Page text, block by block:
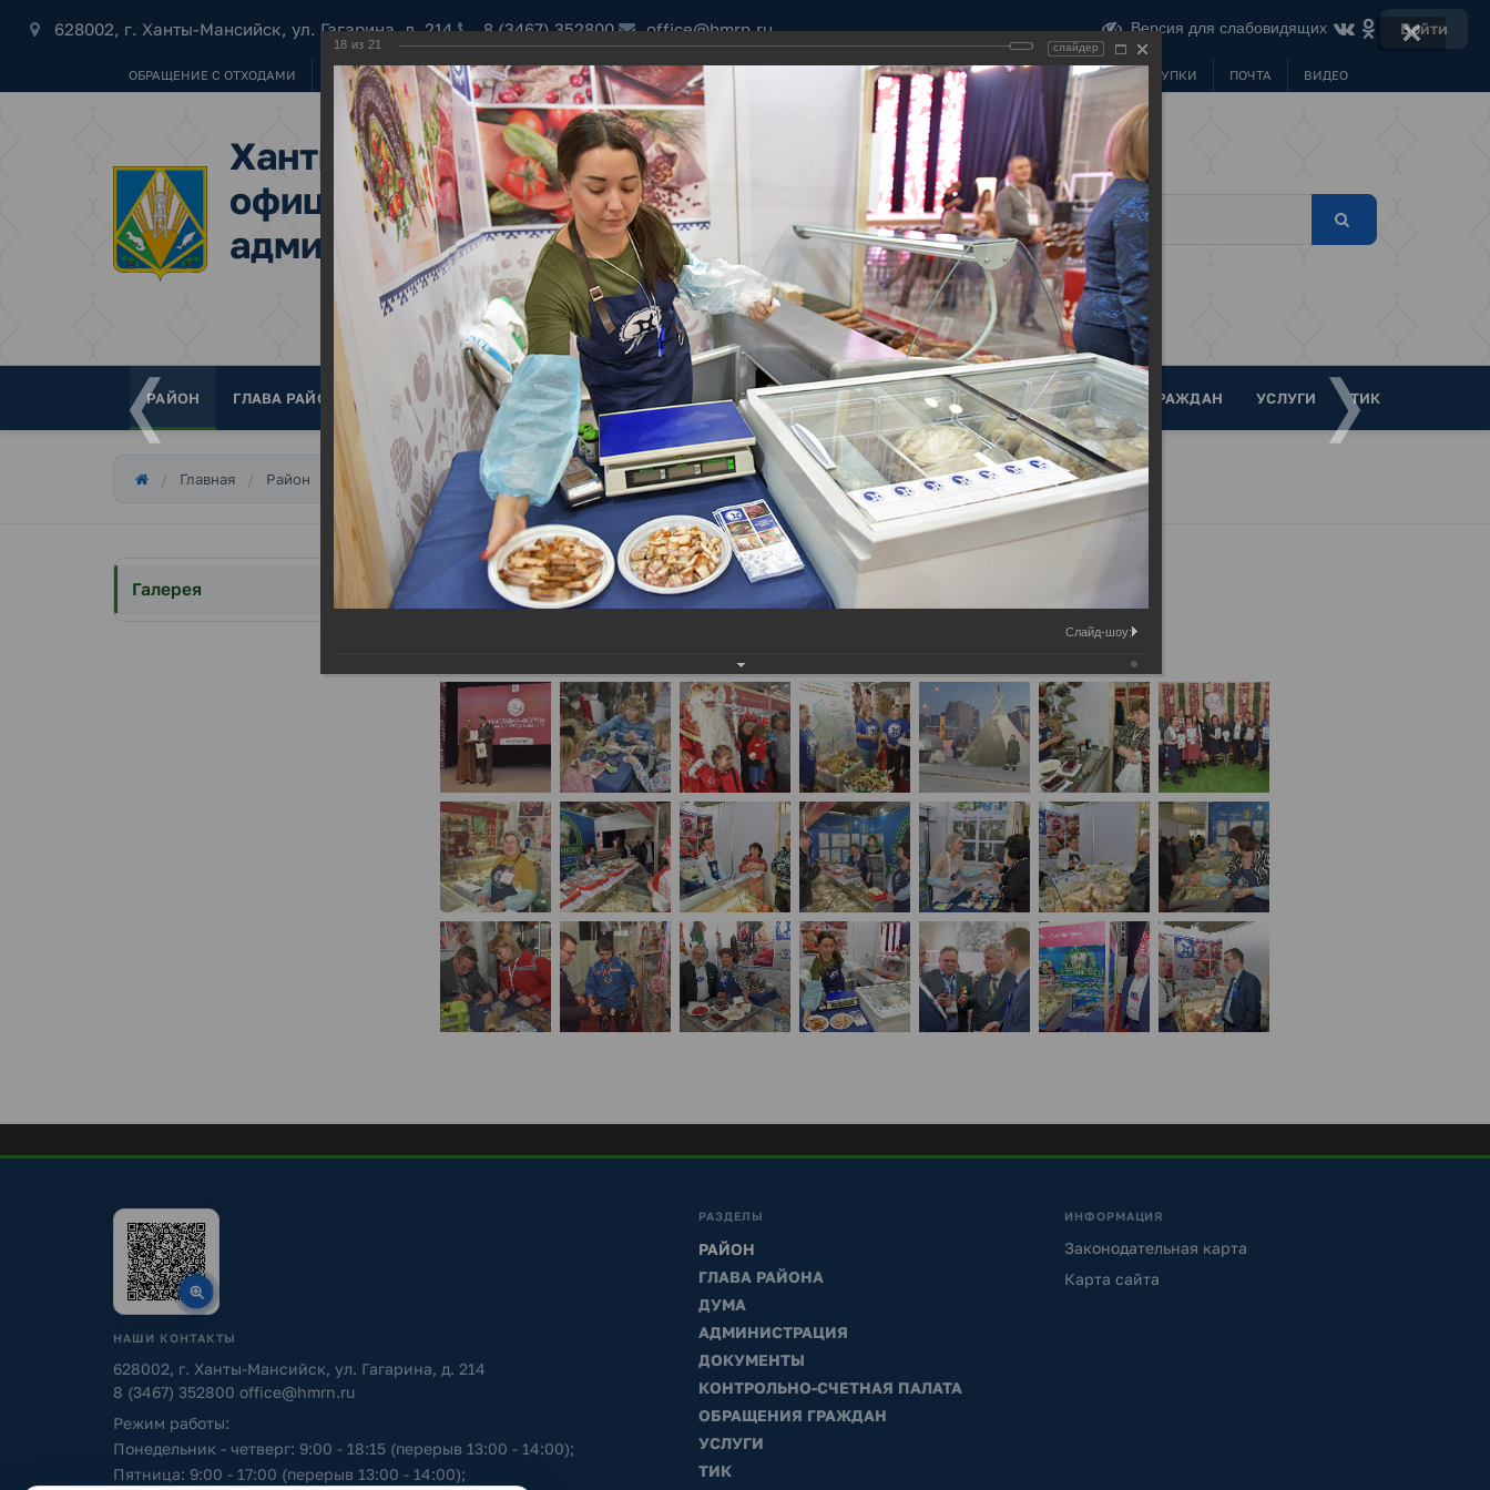
628002, г. Ханты-Мансийск, ул. Гагарина, д. 214 8 (3467) 352800 office@hmrn.ru Версия для слабовидящих Войти
ОБРАЩЕНИЕ С ОТХОДАМИ УБОРКА СНЕГА "НАШ ДОМ" ПОРУЧЕНИЯ ГУБЕРНАТОРА ХМАО-ЮГРЫ ОТКРЫТЫЕ ДАННЫЕ МУНИЦИПАЛЬНЫЕ ЗАКУПКИ ПОЧТА ВИДЕО
Ханты-Мансийский район,
официальный сайт
администрации
РАЙОН ГЛАВА РАЙОНА ДУМА АДМИНИСТРАЦИЯ ДОКУМЕНТЫ КОНТРОЛЬНО-СЧЕТНАЯ ПАЛАТА ОБРАЩЕНИЯ ГРАЖДАН УСЛУГИ ТИК
Главная Район Фотогалерея Выставка-форум «Товары земли Югорской – 2018»
Галерея Выставка-форум «Товары земли Югорской – 2018»
НАШИ КОНТАКТЫ
628002, г. Ханты-Мансийск, ул. Гагарина, д. 214
8 (3467) 352800 office@hmrn.ru
Режим работы:
Понедельник - четверг: 9:00 - 18:15 (перерыв 13:00 - 14:00);
Пятница: 9:00 - 17:00 (перерыв 13:00 - 14:00);
РАЗДЕЛЫ
РАЙОН
ГЛАВА РАЙОНА
ДУМА
АДМИНИСТРАЦИЯ
ДОКУМЕНТЫ
КОНТРОЛЬНО-СЧЕТНАЯ ПАЛАТА
ОБРАЩЕНИЯ ГРАЖДАН
УСЛУГИ
ТИК
ИНФОРМАЦИЯ
Законодательная карта
Карта сайта
18 из 21 слайдер
Слайд-шоу: